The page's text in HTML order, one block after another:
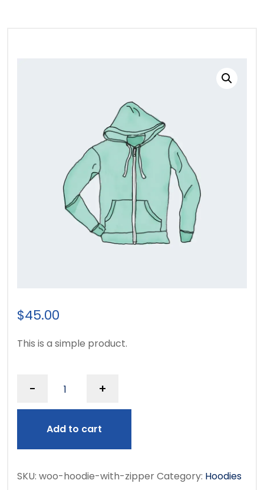
$45.00
This is a simple product.
- +
Add to cart
SKU: woo-hoodie-with-zipperCategory: Hoodies